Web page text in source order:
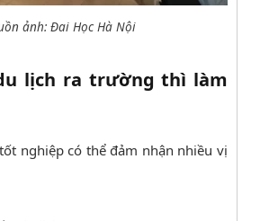
ảnh: Đai Học Hà Nội
lịch ra trường thì làm
nghiệp có thể đảm nhận nhiều vị